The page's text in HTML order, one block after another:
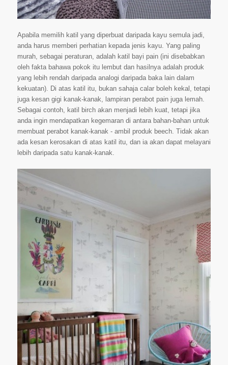
Apabila memilih katil yang diperbuat daripada kayu semula jadi,
anda harus memberi perhatian kepada jenis kayu. Yang paling
murah, sebagai peraturan, adalah katil bayi pain (ini disebabkan
oleh fakta bahawa pokok itu lembut dan hasilnya adalah produk
yang lebih rendah daripada analogi daripada baka lain dalam
kekuatan). Di atas katil itu, bukan sahaja calar boleh kekal, tetapi
juga kesan gigi kanak-kanak, lampiran perabot pain juga lemah.
Sebagai contoh, katil birch akan menjadi lebih kuat, tetapi jika
anda ingin mendapatkan kegemaran di antara bahan-bahan untuk
membuat perabot kanak-kanak - ambil produk beech. Tidak akan
ada kesan kerosakan di atas katil itu, dan ia akan dapat melayani
lebih daripada satu kanak-kanak.